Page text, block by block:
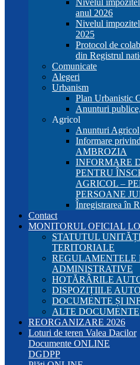
Nivelul
anul 2026
Nivelul
2025
Protocol de
din Registrul
Comunicate
Alegeri
Urbanism
Plan Urbanistic
Anunturi
Agricol
Anunturi Agricol
Informare
AMBROZIA
INFORMARE
PENTRU
AGRICOL –
PERSOANE
Înregistrarea în
Contact
MONITORUL OFICIAL
STATUTUL
TERITORIALE
REGULAMENTELE
ADMINISTRATIVE
HOTĂRÂRILE
DISPOZIȚIILE
DOCUMENTE ȘI
ALTE DOCUMENTE
REORGANIZARE 2026
Loturi de teren Valea Dacilor
Documente ONLINE
DGDPP